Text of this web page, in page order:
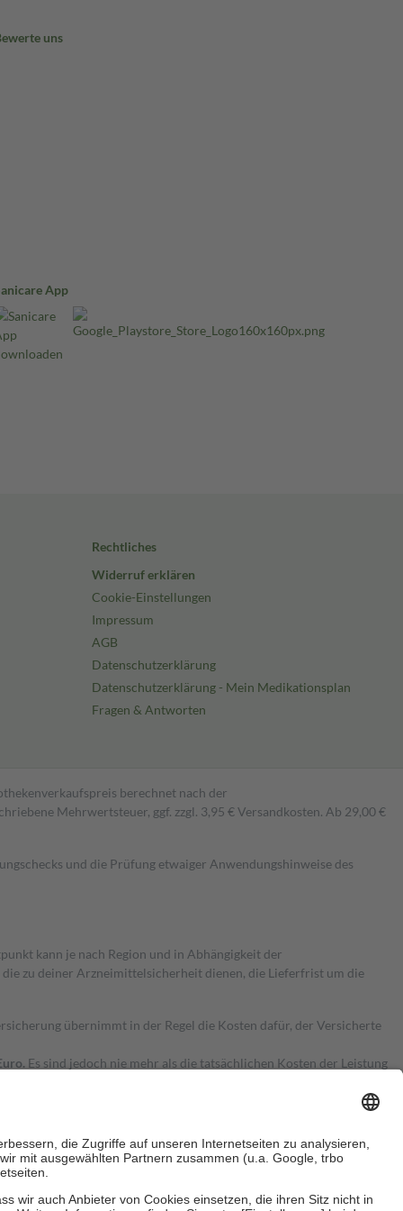
uns
App
Rechtliches
Widerruf erklären
Cookie-Einstellungen
Impressum
AGB
Datenschutzerklärung
Datenschutzerklärung - Mein Medikationsplan
Fragen & Antworten
berechnet nach der
Mehrwertsteuer, ggf. zzgl. 3,95 € Versandkosten. Ab 29,00 €
und die Prüfung etwaiger Anwendungshinweise des
kann je nach Region und in Abhängigkeit der
zu deiner Arzneimittelsicherheit dienen, die Lieferfrist um die
übernimmt in der Regel die Kosten dafür, der Versicherte
Es sind jedoch nie mehr als die tatsächlichen Kosten der Leistung
Zuzahlungen an bei: